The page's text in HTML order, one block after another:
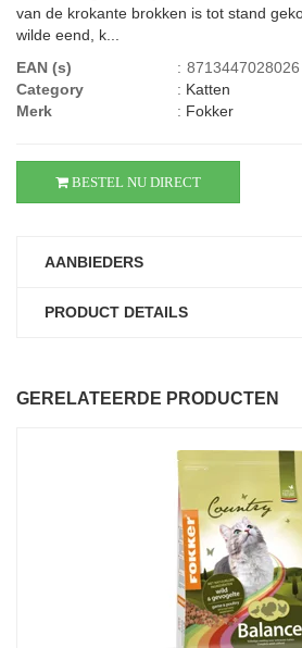
van de krokante brokken is tot stand
wilde eend, k...
EAN (s)
: 8713447028026
Category
: Katten
Merk
: Fokker
BESTEL NU DIRECT
AANBIEDERS
PRODUCT DETAILS
GERELATEERDE PRODUCTEN